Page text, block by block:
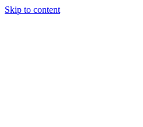
Skip to content